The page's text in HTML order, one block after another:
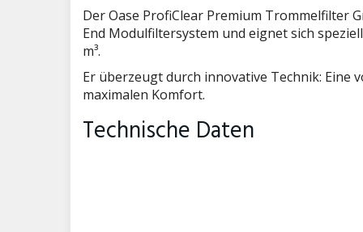
Der Oase ProfiClear Premium Trommelfilter
End Modulfiltersystem und eignet sich
m³.
Er überzeugt durch innovative Technik:
maximalen Komfort.
Technische Daten